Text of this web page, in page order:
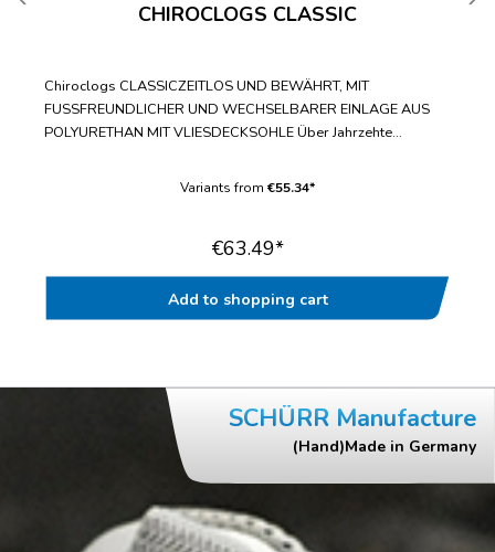
CHIROCLOGS CLASSIC
Chiroclogs CLASSICZEITLOS UND BEWÄHRT, MIT
FUSSFREUNDLICHER UND WECHSELBARER EINLAGE AUS
POLYURETHAN MIT VLIESDECKSOHLE Über Jahrzehte
fußfreundlicher VliesdecksohleBis zur Doppelgröße 47/48
Variants from €55.34*
€63.49*
Add to shopping cart
SCHÜRR Manufacture
(Hand)Made in Germany